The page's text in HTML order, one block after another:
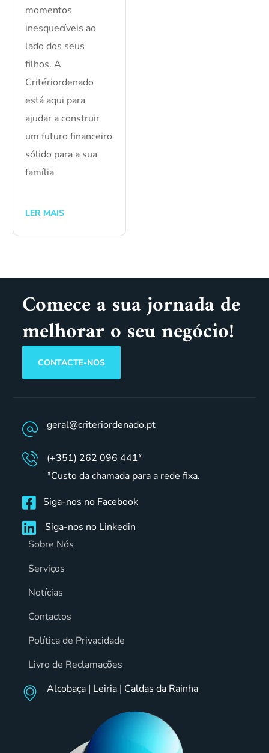
momentos
inesquecíveis ao
lado dos seus
filhos. A
Critériordenado
está aqui para
ajudar a construir
um futuro financeiro
sólido para a sua
família
LER MAIS
Comece a sua jornada de
melhorar o seu negócio!
CONTACTE-NOS
geral@criteriordenado.pt
(+351) 262 096 441*
*Custo da chamada para a rede fixa.
Siga-nos no Facebook
Siga-nos no Linkedin
Sobre Nós
Serviços
Notícias
Contactos
Política de Privacidade
Livro de Reclamações
Alcobaça | Leiria | Caldas da Rainha